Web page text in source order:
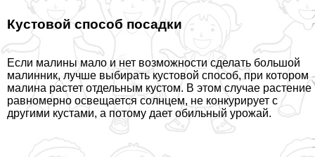
Кустовой способ посадки
Если малины мало и нет возможности сделать большой
малинник, лучше выбирать кустовой способ, при котором
малина растет отдельным кустом. В этом случае растение
равномерно освещается солнцем, не конкурирует с
другими кустами, а потому дает обильный урожай.